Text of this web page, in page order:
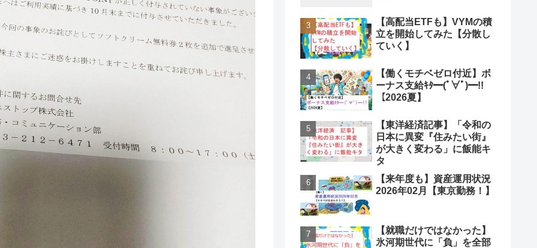
【高配当ETFも】VYMの積
立を開始してみた【分散し
ていく】
【働くモチベゼロ付近】ボ
ーナス支給ｷﾀ━(ﾟ∀ﾟ)━!!
【2026夏】
【東洋経済記事】「令和の
日本に異変『住みたい街』
が大きく変わる」に飯能キ
タ
【来年度も】資産運用状況
2026年02月【東京勤務！】
【就職だけではなかった】
氷河期世代に「負」を全部